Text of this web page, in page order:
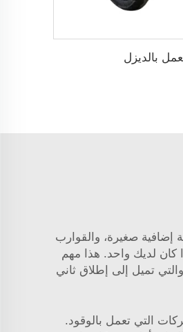
بالديزل
دفعة إضافية صغيرة، والقوارب
كان لديك واحد. هذا مهم
تميل إلى إطلاق ثاني
المحركات التي تعمل بالوقود.